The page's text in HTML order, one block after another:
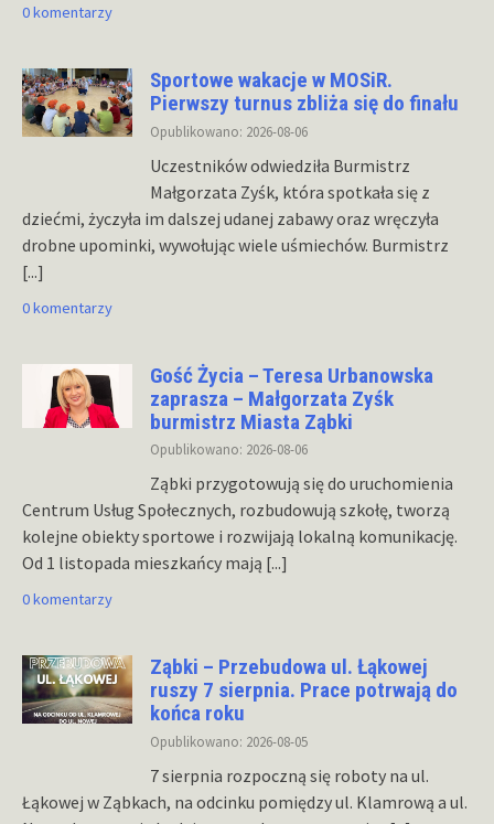
0 komentarzy
Sportowe wakacje w MOSiR.
Pierwszy turnus zbliża się do finału
Opublikowano: 2026-08-06
Uczestników odwiedziła Burmistrz
Małgorzata Zyśk, która spotkała się z
dziećmi, życzyła im dalszej udanej zabawy oraz wręczyła
drobne upominki, wywołując wiele uśmiechów. Burmistrz
[...]
0 komentarzy
Gość Życia – Teresa Urbanowska
zaprasza – Małgorzata Zyśk
burmistrz Miasta Ząbki
Opublikowano: 2026-08-06
Ząbki przygotowują się do uruchomienia
Centrum Usług Społecznych, rozbudowują szkołę, tworzą
kolejne obiekty sportowe i rozwijają lokalną komunikację.
Od 1 listopada mieszkańcy mają [...]
0 komentarzy
Ząbki – Przebudowa ul. Łąkowej
ruszy 7 sierpnia. Prace potrwają do
końca roku
Opublikowano: 2026-08-05
7 sierpnia rozpoczną się roboty na ul.
Łąkowej w Ząbkach, na odcinku pomiędzy ul. Klamrową a ul.